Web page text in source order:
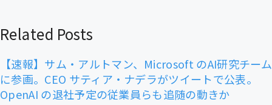
Related Posts
【速報】サム・アルトマン、Microsoft のAI研究チーム
に参画。CEO サティア・ナデラがツイートで公表。
OpenAI の退社予定の従業員らも追随の動きか